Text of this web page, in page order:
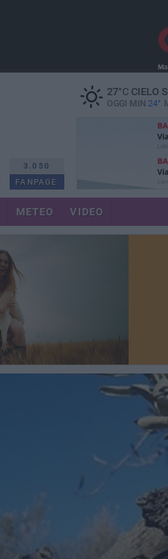
3.050
FANPAGE
27°CCIELO
OGGI MIN 24°
METEO VIDEO